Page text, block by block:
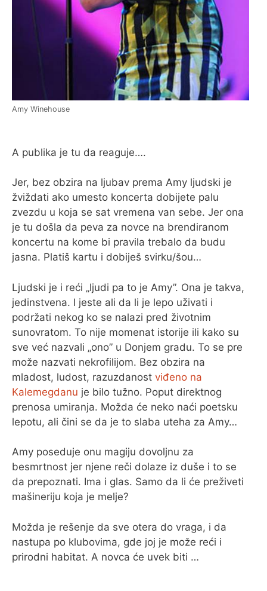
Amy Winehouse
A publika je tu da reaguje….
Jer, bez obzira na ljubav prema Amy ljudski je
žviždati ako umesto koncerta dobijete palu
zvezdu u koja se sat vremena van sebe. Jer ona
je tu došla da peva za novce na brendiranom
koncertu na kome bi pravila trebalo da budu
jasna. Platiš kartu i dobiješ svirku/šou…
Ljudski je i reći „ljudi pa to je Amy”. Ona je takva,
jedinstvena. I jeste ali da li je lepo uživati i
podržati nekog ko se nalazi pred životnim
sunovratom. To nije momenat istorije ili kako su
sve već nazvali „ono” u Donjem gradu. To se pre
može nazvati nekrofilijom. Bez obzira na
mladost, ludost, razuzdanost viđeno na
Kalemegdanu je bilo tužno. Poput direktnog
prenosa umiranja. Možda će neko naći poetsku
lepotu, ali čini se da je to slaba uteha za Amy…
Amy poseduje onu magiju dovoljnu za
besmrtnost jer njene reči dolaze iz duše i to se
da prepoznati. Ima i glas. Samo da li će preživeti
mašineriju koja je melje?
Možda je rešenje da sve otera do vraga, i da
nastupa po klubovima, gde joj je može reći i
prirodni habitat. A novca će uvek biti …